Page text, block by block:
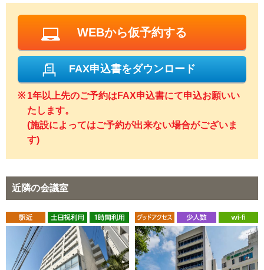
WEBから仮予約する
FAX申込書をダウンロード
1年以上先のご予約はFAX申込書にて申込お願いい
たします。
(施設によってはご予約が出来ない場合がございま
す)
近隣の会議室